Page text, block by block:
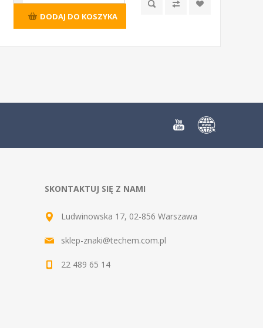
DODAJ DO KOSZYKA
SKONTAKTUJ SIĘ Z NAMI
Ludwinowska 17, 02-856 Warszawa
sklep-znaki@techem.com.pl
22 489 65 14